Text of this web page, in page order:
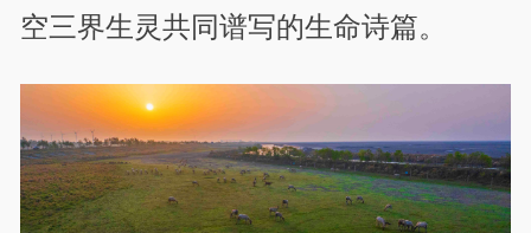
空三界生灵共同谱写的生命诗篇。